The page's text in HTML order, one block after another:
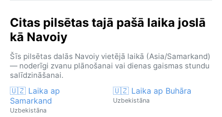
Citas pilsētas tajā pašā laika joslā
kā Navoiy
Šīs pilsētas dalās Navoiy vietējā laikā (Asia/Samarkand)
— noderīgi zvanu plānošanai vai dienas gaismas stundu
salīdzināšanai.
🇺🇿 Laika ap
Samarkand
Uzbekistāna
🇺🇿 Laika ap Buhāra
Uzbekistāna